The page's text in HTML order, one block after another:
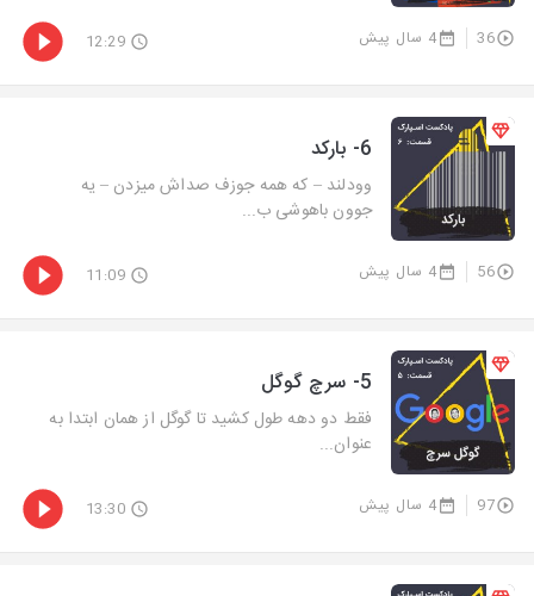
36 4 سال پیش 12:29
6- بارکد
وودلند – که همه جوزف صداش میزدن – یه
جوون باهوشی ب...
56 4 سال پیش 11:09
5- سرچ گوگل
فقط دو دهه طول کشید تا گوگل از همان ابتدا به
عنوان...
97 4 سال پیش 13:30